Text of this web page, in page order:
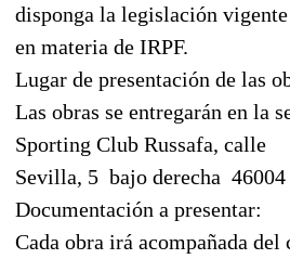
disponga la legislación vigente
en materia de IRPF.
Lugar de presentación de las
Las obras se entregarán en la
Sporting Club Russafa, calle
Sevilla, 5  bajo derecha 
Documentación a presentar:
Cada obra irá acompañada del